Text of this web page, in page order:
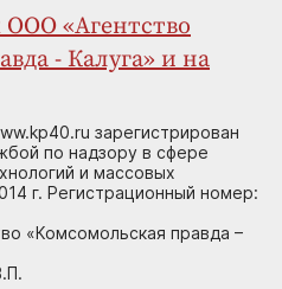
ООО «Агентство
- Калуга» и на
зарегистрирован
по надзору в сфере
и массовых
г. Регистрационный номер:
«Комсомольская правда –